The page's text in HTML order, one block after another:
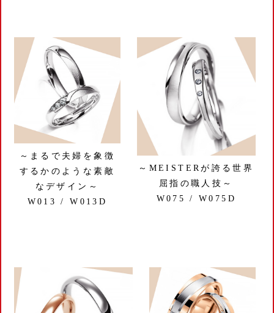
～まるで夫婦を象徴
するかのような素敵
なデザイン～
W013 / W013D
～MEISTERが誇る世界
屈指の職人技～
W075 / W075D